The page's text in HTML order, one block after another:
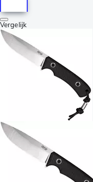
Vergelijk